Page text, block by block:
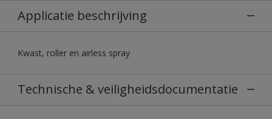
Applicatie beschrijving
Kwast, roller en airless spray
Technische & veiligheidsdocumentatie